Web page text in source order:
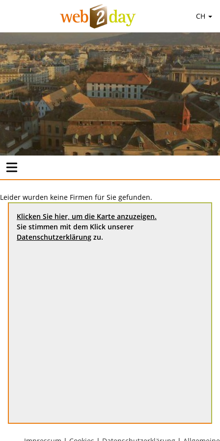
CH
Leider wurden keine Firmen für Sie gefunden.
Klicken Sie hier, um die Karte anzuzeigen.
Sie stimmen mit dem Klick unserer
Datenschutzerklärung zu.